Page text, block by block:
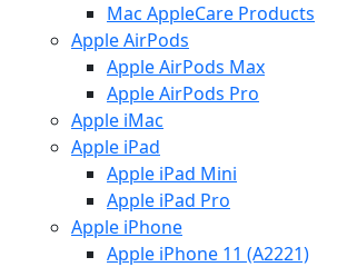
Mac AppleCare Products
Apple AirPods
Apple AirPods Max
Apple AirPods Pro
Apple iMac
Apple iPad
Apple iPad Mini
Apple iPad Pro
Apple iPhone
Apple iPhone 11 (A2221)